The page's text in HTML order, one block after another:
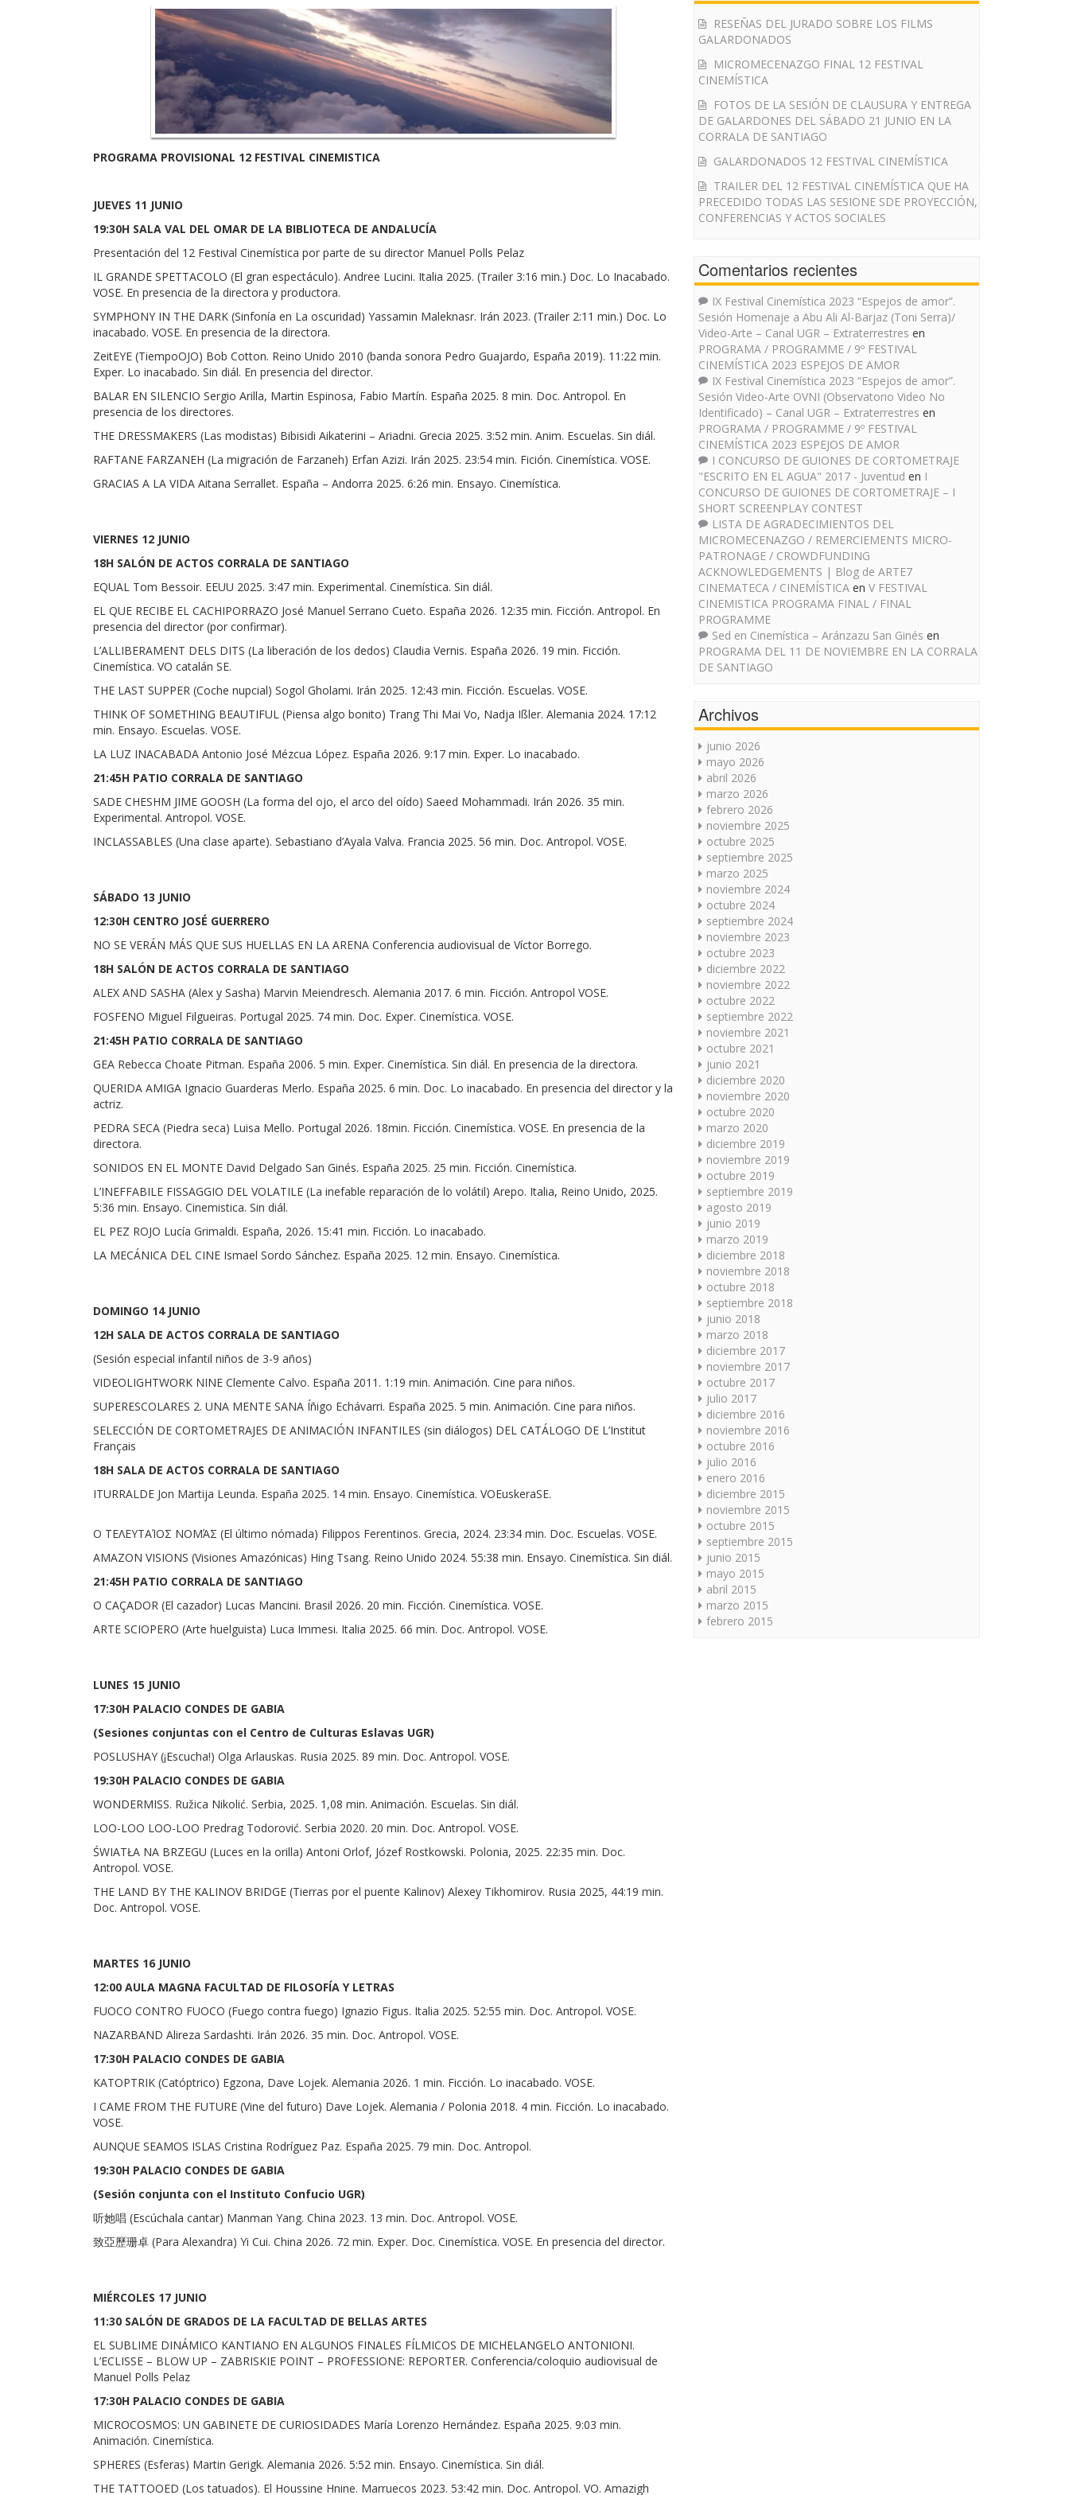
PROGRAMA PROVISIONAL 12 FESTIVAL CINEMISTICA
JUEVES 11 JUNIO
19:30H SALA VAL DEL OMAR DE LA BIBLIOTECA DE ANDALUCÍA
Presentación del 12 Festival Cinemística por parte de su director Manuel Polls Pelaz
IL GRANDE SPETTACOLO (El gran espectáculo). Andree Lucini. Italia 2025. (Trailer 3:16 min.) Doc. Lo Inacabado.
VOSE. En presencia de la directora y productora.
SYMPHONY IN THE DARK (Sinfonía en La oscuridad) Yassamin Maleknasr. Irán 2023. (Trailer 2:11 min.) Doc. Lo
inacabado. VOSE. En presencia de la directora.
ZeitEYE (TiempoOJO) Bob Cotton. Reino Unido 2010 (banda sonora Pedro Guajardo, España 2019). 11:22 min.
Exper. Lo inacabado. Sin diál. En presencia del director.
BALAR EN SILENCIO Sergio Arilla, Martin Espinosa, Fabio Martín. España 2025. 8 min. Doc. Antropol. En
presencia de los directores.
THE DRESSMAKERS (Las modistas) Bibisidi Aikaterini – Ariadni. Grecia 2025. 3:52 min. Anim. Escuelas. Sin diál.
RAFTANE FARZANEH (La migración de Farzaneh) Erfan Azizi. Irán 2025. 23:54 min. Fición. Cinemística. VOSE.
GRACIAS A LA VIDA Aitana Serrallet. España – Andorra 2025. 6:26 min. Ensayo. Cinemística.
VIERNES 12 JUNIO
18H SALÓN DE ACTOS CORRALA DE SANTIAGO
EQUAL Tom Bessoir. EEUU 2025. 3:47 min. Experimental. Cinemística. Sin diál.
EL QUE RECIBE EL CACHIPORRAZO José Manuel Serrano Cueto. España 2026. 12:35 min. Ficción. Antropol. En
presencia del director (por confirmar).
L’ALLIBERAMENT DELS DITS (La liberación de los dedos) Claudia Vernis. España 2026. 19 min. Ficción.
Cinemística. VO catalán SE.
THE LAST SUPPER (Coche nupcial) Sogol Gholami. Irán 2025. 12:43 min. Ficción. Escuelas. VOSE.
THINK OF SOMETHING BEAUTIFUL (Piensa algo bonito) Trang Thi Mai Vo, Nadja Ißler. Alemania 2024. 17:12
min. Ensayo. Escuelas. VOSE.
LA LUZ INACABADA Antonio José Mézcua López. España 2026. 9:17 min. Exper. Lo inacabado.
21:45H PATIO CORRALA DE SANTIAGO
SADE CHESHM JIME GOOSH (La forma del ojo, el arco del oído) Saeed Mohammadi. Irán 2026. 35 min.
Experimental. Antropol. VOSE.
INCLASSABLES (Una clase aparte). Sebastiano d’Ayala Valva. Francia 2025. 56 min. Doc. Antropol. VOSE.
SÁBADO 13 JUNIO
12:30H CENTRO JOSÉ GUERRERO
NO SE VERÁN MÁS QUE SUS HUELLAS EN LA ARENA Conferencia audiovisual de Víctor Borrego.
18H SALÓN DE ACTOS CORRALA DE SANTIAGO
ALEX AND SASHA (Alex y Sasha) Marvin Meiendresch. Alemania 2017. 6 min. Ficción. Antropol VOSE.
FOSFENO Miguel Filgueiras. Portugal 2025. 74 min. Doc. Exper. Cinemística. VOSE.
21:45H PATIO CORRALA DE SANTIAGO
GEA Rebecca Choate Pitman. España 2006. 5 min. Exper. Cinemística. Sin diál. En presencia de la directora.
QUERIDA AMIGA Ignacio Guarderas Merlo. España 2025. 6 min. Doc. Lo inacabado. En presencia del director y la
actriz.
PEDRA SECA (Piedra seca) Luisa Mello. Portugal 2026. 18min. Ficción. Cinemística. VOSE. En presencia de la
directora.
SONIDOS EN EL MONTE David Delgado San Ginés. España 2025. 25 min. Ficción. Cinemística.
L’INEFFABILE FISSAGGIO DEL VOLATILE (La inefable reparación de lo volátil) Arepo. Italia, Reino Unido, 2025.
5:36 min. Ensayo. Cinemistica. Sin diál.
EL PEZ ROJO Lucía Grimaldi. España, 2026. 15:41 min. Ficción. Lo inacabado.
LA MECÁNICA DEL CINE Ismael Sordo Sánchez. España 2025. 12 min. Ensayo. Cinemística.
DOMINGO 14 JUNIO
12H SALA DE ACTOS CORRALA DE SANTIAGO
(Sesión especial infantil niños de 3-9 años)
VIDEOLIGHTWORK NINE Clemente Calvo. España 2011. 1:19 min. Animación. Cine para niños.
SUPERESCOLARES 2. UNA MENTE SANA Íñigo Echávarri. España 2025. 5 min. Animación. Cine para niños.
SELECCIÓN DE CORTOMETRAJES DE ANIMACIÓN INFANTILES (sin diálogos) DEL CATÁLOGO DE L’Institut
Français
18H SALA DE ACTOS CORRALA DE SANTIAGO
ITURRALDE Jon Martija Leunda. España 2025. 14 min. Ensayo. Cinemística. VOEuskeraSE.
Ο ΤΕΛΕΥΤΑΊΟΣ ΝΟΜΆΣ (El último nómada) Filippos Ferentinos. Grecia, 2024. 23:34 min. Doc. Escuelas. VOSE.
AMAZON VISIONS (Visiones Amazónicas) Hing Tsang. Reino Unido 2024. 55:38 min. Ensayo. Cinemística. Sin diál.
21:45H PATIO CORRALA DE SANTIAGO
O CAÇADOR (El cazador) Lucas Mancini. Brasil 2026. 20 min. Ficción. Cinemística. VOSE.
ARTE SCIOPERO (Arte huelguista) Luca Immesi. Italia 2025. 66 min. Doc. Antropol. VOSE.
LUNES 15 JUNIO
17:30H PALACIO CONDES DE GABIA
(Sesiones conjuntas con el Centro de Culturas Eslavas UGR)
POSLUSHAY (¡Escucha!) Olga Arlauskas. Rusia 2025. 89 min. Doc. Antropol. VOSE.
19:30H PALACIO CONDES DE GABIA
WONDERMISS. Ružica Nikolić. Serbia, 2025. 1,08 min. Animación. Escuelas. Sin diál.
LOO-LOO LOO-LOO Predrag Todorović. Serbia 2020. 20 min. Doc. Antropol. VOSE.
ŚWIATŁA NA BRZEGU (Luces en la orilla) Antoni Orlof, Józef Rostkowski. Polonia, 2025. 22:35 min. Doc.
Antropol. VOSE.
THE LAND BY THE KALINOV BRIDGE (Tierras por el puente Kalinov) Alexey Tikhomirov. Rusia 2025, 44:19 min.
Doc. Antropol. VOSE.
MARTES 16 JUNIO
12:00 AULA MAGNA FACULTAD DE FILOSOFÍA Y LETRAS
FUOCO CONTRO FUOCO (Fuego contra fuego) Ignazio Figus. Italia 2025. 52:55 min. Doc. Antropol. VOSE.
NAZARBAND Alireza Sardashti. Irán 2026. 35 min. Doc. Antropol. VOSE.
17:30H PALACIO CONDES DE GABIA
KATOPTRIK (Catóptrico) Egzona, Dave Lojek. Alemania 2026. 1 min. Ficción. Lo inacabado. VOSE.
I CAME FROM THE FUTURE (Vine del futuro) Dave Lojek. Alemania / Polonia 2018. 4 min. Ficción. Lo inacabado.
VOSE.
AUNQUE SEAMOS ISLAS Cristina Rodríguez Paz. España 2025. 79 min. Doc. Antropol.
19:30H PALACIO CONDES DE GABIA
(Sesión conjunta con el Instituto Confucio UGR)
听她唱 (Escúchala cantar) Manman Yang. China 2023. 13 min. Doc. Antropol. VOSE.
致亞歷珊卓 (Para Alexandra) Yi Cui. China 2026. 72 min. Exper. Doc. Cinemística. VOSE. En presencia del director.
MIÉRCOLES 17 JUNIO
11:30 SALÓN DE GRADOS DE LA FACULTAD DE BELLAS ARTES
EL SUBLIME DINÁMICO KANTIANO EN ALGUNOS FINALES FÍLMICOS DE MICHELANGELO ANTONIONI.
L’ECLISSE – BLOW UP – ZABRISKIE POINT – PROFESSIONE: REPORTER. Conferencia/coloquio audiovisual de
Manuel Polls Pelaz
17:30H PALACIO CONDES DE GABIA
MICROCOSMOS: UN GABINETE DE CURIOSIDADES María Lorenzo Hernández. España 2025. 9:03 min.
Animación. Cinemística.
SPHERES (Esferas) Martin Gerigk. Alemania 2026. 5:52 min. Ensayo. Cinemística. Sin diál.
THE TATTOOED (Los tatuados). El Houssine Hnine. Marruecos 2023. 53:42 min. Doc. Antropol. VO. Amazigh
RESEÑAS DEL JURADO SOBRE LOS FILMS
GALARDONADOS
MICROMECENAZGO FINAL 12 FESTIVAL
CINEMÍSTICA
FOTOS DE LA SESIÓN DE CLAUSURA Y ENTREGA
DE GALARDONES DEL SÁBADO 21 JUNIO EN LA
CORRALA DE SANTIAGO
GALARDONADOS 12 FESTIVAL CINEMÍSTICA
TRAILER DEL 12 FESTIVAL CINEMÍSTICA QUE HA
PRECEDIDO TODAS LAS SESIONE SDE PROYECCIÓN,
CONFERENCIAS Y ACTOS SOCIALES
Comentarios recientes
IX Festival Cinemística 2023 “Espejos de amor”.
Sesión Homenaje a Abu Ali Al-Barjaz (Toni Serra)/
Video-Arte – Canal UGR – Extraterrestres en
PROGRAMA / PROGRAMME / 9º FESTIVAL
CINEMÍSTICA 2023 ESPEJOS DE AMOR
IX Festival Cinemística 2023 “Espejos de amor”.
Sesión Video-Arte OVNI (Observatorio Video No
Identificado) – Canal UGR – Extraterrestres en
PROGRAMA / PROGRAMME / 9º FESTIVAL
CINEMÍSTICA 2023 ESPEJOS DE AMOR
I CONCURSO DE GUIONES DE CORTOMETRAJE
"ESCRITO EN EL AGUA" 2017 - Juventud en I
CONCURSO DE GUIONES DE CORTOMETRAJE – I
SHORT SCREENPLAY CONTEST
LISTA DE AGRADECIMIENTOS DEL
MICROMECENAZGO / REMERCIEMENTS MICRO-
PATRONAGE / CROWDFUNDING
ACKNOWLEDGEMENTS | Blog de ARTE7
CINEMATECA / CINEMÍSTICA en V FESTIVAL
CINEMISTICA PROGRAMA FINAL / FINAL
PROGRAMME
Sed en Cinemística – Aránzazu San Ginés en
PROGRAMA DEL 11 DE NOVIEMBRE EN LA CORRALA
DE SANTIAGO
Archivos
junio 2026
mayo 2026
abril 2026
marzo 2026
febrero 2026
noviembre 2025
octubre 2025
septiembre 2025
marzo 2025
noviembre 2024
octubre 2024
septiembre 2024
noviembre 2023
octubre 2023
diciembre 2022
noviembre 2022
octubre 2022
septiembre 2022
noviembre 2021
octubre 2021
junio 2021
diciembre 2020
noviembre 2020
octubre 2020
marzo 2020
diciembre 2019
noviembre 2019
octubre 2019
septiembre 2019
agosto 2019
junio 2019
marzo 2019
diciembre 2018
noviembre 2018
octubre 2018
septiembre 2018
junio 2018
marzo 2018
diciembre 2017
noviembre 2017
octubre 2017
julio 2017
diciembre 2016
noviembre 2016
octubre 2016
julio 2016
enero 2016
diciembre 2015
noviembre 2015
octubre 2015
septiembre 2015
junio 2015
mayo 2015
abril 2015
marzo 2015
febrero 2015